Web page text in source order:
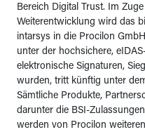
Bereich Digital Trust. Im
Weiterentwicklung wird das
intarsys in die Procilon
unter der hochsichere,
elektronische Signaturen,
wurden, tritt künftig unter
Sämtliche Produkte,
darunter die BSI-
werden von Procilon